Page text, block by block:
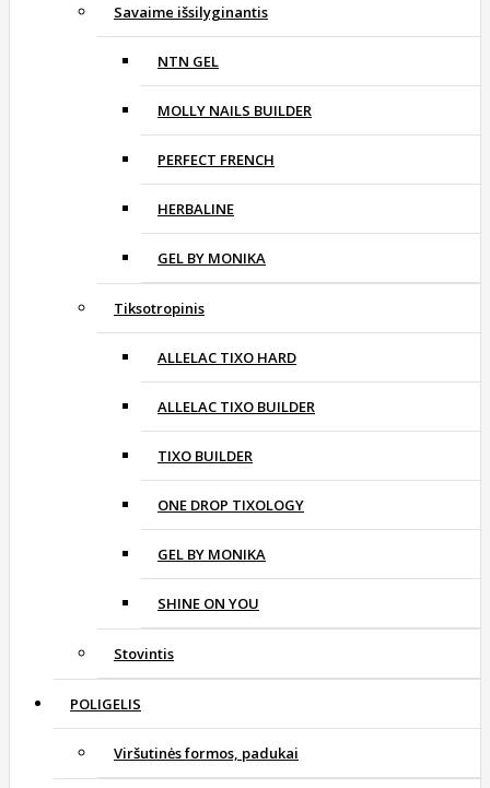
Savaime išsilyginantis
NTN GEL
MOLLY NAILS BUILDER
PERFECT FRENCH
HERBALINE
GEL BY MONIKA
Tiksotropinis
ALLELAC TIXO HARD
ALLELAC TIXO BUILDER
TIXO BUILDER
ONE DROP TIXOLOGY
GEL BY MONIKA
SHINE ON YOU
Stovintis
POLIGELIS
Viršutinės formos, padukai